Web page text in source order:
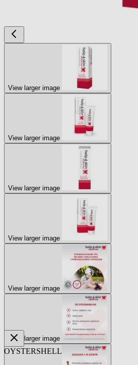
View larger image
View larger image
View larger image
View larger image
View larger image
View larger image
OYSTERSHELL